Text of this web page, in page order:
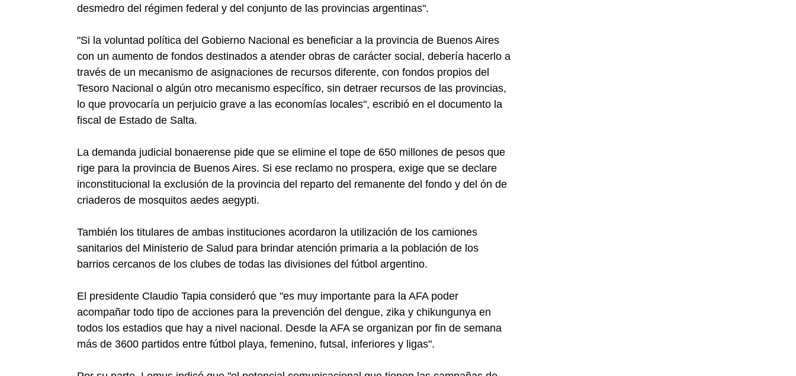
desmedro del régimen federal y del conjunto de las provincias argentinas".
"Si la voluntad política del Gobierno Nacional es beneficiar a la provincia de Buenos Aires
con un aumento de fondos destinados a atender obras de carácter social, debería hacerlo a
través de un mecanismo de asignaciones de recursos diferente, con fondos propios del
Tesoro Nacional o algún otro mecanismo específico, sin detraer recursos de las provincias,
lo que provocaría un perjuicio grave a las economías locales", escribió en el documento la
fiscal de Estado de Salta.
La demanda judicial bonaerense pide que se elimine el tope de 650 millones de pesos que
rige para la provincia de Buenos Aires. Si ese reclamo no prospera, exige que se declare
inconstitucional la exclusión de la provincia del reparto del remanente del fondo y del ón de
criaderos de mosquitos aedes aegypti.
También los titulares de ambas instituciones acordaron la utilización de los camiones
sanitarios del Ministerio de Salud para brindar atención primaria a la población de los
barrios cercanos de los clubes de todas las divisiones del fútbol argentino.
El presidente Claudio Tapia consideró que "es muy importante para la AFA poder
acompañar todo tipo de acciones para la prevención del dengue, zika y chikungunya en
todos los estadios que hay a nivel nacional. Desde la AFA se organizan por fin de semana
más de 3600 partidos entre fútbol playa, femenino, futsal, inferiores y ligas".